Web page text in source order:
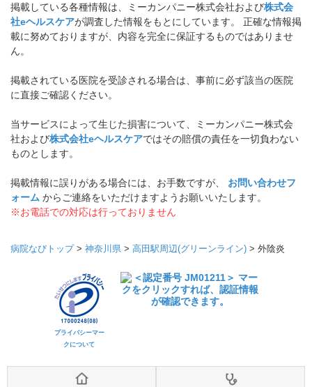
掲載している各種情報は、ミーカンパニー株式会社および株式会
社eヘルスケアが調査した情報をもとにしています。 正確な情報掲
載に努めておりますが、内容を完全に保証するものではありませ
ん。
掲載されている医院を受診される場合は、事前に必ず該当の医院
に直接ご確認ください。
当サービスによって生じた損害について、ミーカンパニー株式会
社および株式会社eヘルスケアではその賠償の責任を一切負わない
ものとします。
掲載情報に誤りがある場合には、お手数ですが、 お問い合わせフ
ォーム からご連絡をいただけますようお願いいたします。
※お電話での対応は行っておりません
病院なびトップ> 神奈川県 > 高田駅周辺(グリーンライン) > 外陰炎
プライバシーマー
クについて